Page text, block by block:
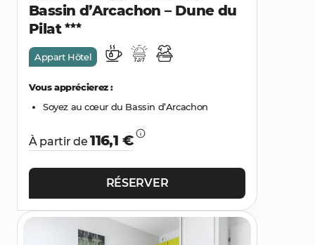
Bassin d’Arcachon – Dune du
Pilat
Appart Hôtel
Vous apprécierez :
Soyez au cœur du Bassin d’Arcachon
À partir de116,1 €
RÉSERVER